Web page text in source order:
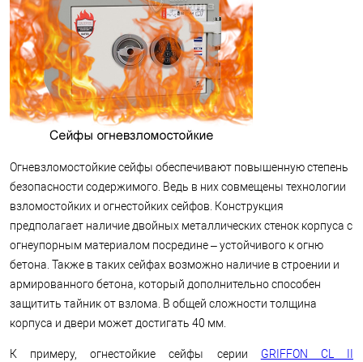
Огневзломостойкие сейфы обеспечивают повышенную степень
безопасности содержимого. Ведь в них совмещены технологии
взломостойких и огнестойких сейфов. Конструкция
предполагает наличие двойных металлических стенок корпуса с
огнеупорным материалом посредине – устойчивого к огню
бетона. Также в таких сейфах возможно наличие в строении и
армированного бетона, который дополнительно способен
защитить тайник от взлома. В общей сложности толщина
корпуса и двери может достигать 40 мм.
К примеру, огнестойкие сейфы серии GRIFFON CL II